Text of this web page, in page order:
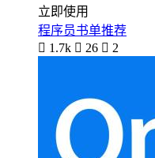
立即使用
程序员书单推荐
 1.7k  26  2